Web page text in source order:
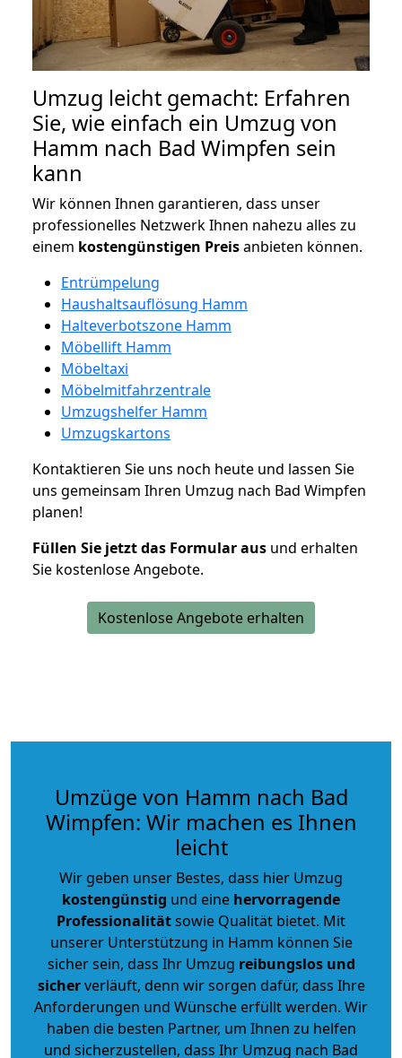
Umzug leicht gemacht: Erfahren
Sie, wie einfach ein Umzug von
Hamm nach Bad Wimpfen sein
kann
Wir können Ihnen garantieren, dass unser
professionelles Netzwerk Ihnen nahezu alles zu
einem kostengünstigen Preisanbieten können.
Entrümpelung
Haushaltsauflösung Hamm
Halteverbotszone Hamm
Möbellift Hamm
Möbeltaxi
Möbelmitfahrzentrale
Umzugshelfer Hamm
Umzugskartons
Kontaktieren Sie uns noch heute und lassen Sie
uns gemeinsam Ihren Umzug nach Bad Wimpfen
planen!
Füllen Sie jetzt das Formular aus und erhalten
Sie kostenlose Angebote.
Kostenlose Angebote erhalten
Umzüge von Hamm nach Bad
Wimpfen: Wir machen es Ihnen
leicht
Wir geben unser Bestes, dass hier Umzug
kostengünstig und eine hervorragende
Professionalitätsowie Qualität bietet. Mit
unserer Unterstützung in Hamm können Sie
sicher sein, dass Ihr Umzug reibungslos und
sicherverläuft, denn wir sorgen dafür, dass Ihre
Anforderungen und Wünsche erfüllt werden. Wir
haben die besten Partner, um Ihnen zu helfen
und sicherzustellen, dass Ihr Umzug nach Bad